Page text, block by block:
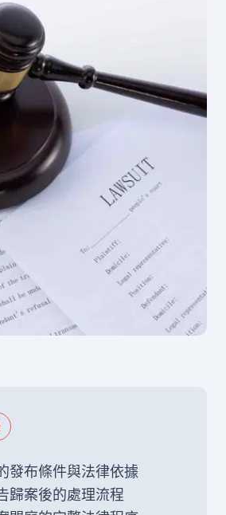
發布條件與法律依據
歸案後的處理流程